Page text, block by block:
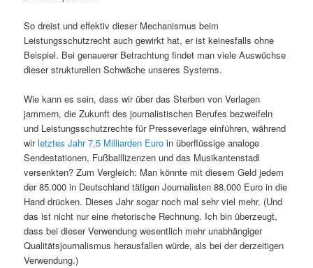
So dreist und effektiv dieser Mechanismus beim
Leistungsschutzrecht auch gewirkt hat, er ist keinesfalls ohne
Beispiel. Bei genauerer Betrachtung findet man viele Auswüchse
dieser strukturellen Schwäche unseres Systems.
Wie kann es sein, dass wir über das Sterben von Verlagen
jammern, die Zukunft des journalistischen Berufes bezweifeln
und Leistungsschutzrechte für Presseverlage einführen, während
wirletztes Jahr 7,5 Milliarden Euro in überflüssige analoge
Sendestationen, Fußballlizenzen und das Musikantenstadl
versenkten? Zum Vergleich: Man könnte mit diesem Geld jedem
der 85.000 in Deutschland tätigen Journalisten 88.000 Euro in die
Hand drücken. Dieses Jahr sogar noch mal sehr viel mehr. (Und
das ist nicht nur eine rhetorische Rechnung. Ich bin überzeugt,
dass bei dieser Verwendung wesentlich mehr unabhängiger
Qualitätsjournalismus herausfallen würde, als bei der derzeitigen
Verwendung.)